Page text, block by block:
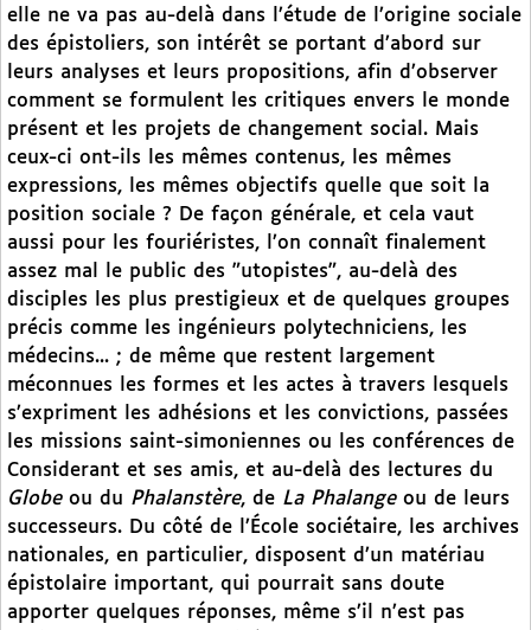
elle ne va pas au-delà dans l’étude de l’origine sociale
des épistoliers, son intérêt se portant d’abord sur
leurs analyses et leurs propositions, afin d’observer
comment se formulent les critiques envers le monde
présent et les projets de changement social. Mais
ceux-ci ont-ils les mêmes contenus, les mêmes
expressions, les mêmes objectifs quelle que soit la
position sociale ? De façon générale, et cela vaut
aussi pour les fouriéristes, l’on connaît finalement
assez mal le public des "utopistes", au-delà des
disciples les plus prestigieux et de quelques groupes
précis comme les ingénieurs polytechniciens, les
médecins... ; de même que restent largement
méconnues les formes et les actes à travers lesquels
s’expriment les adhésions et les convictions, passées
les missions saint-simoniennes ou les conférences de
Considerant et ses amis, et au-delà des lectures du
Globeou du Phalanstère, de La Phalangeou de leurs
successeurs. Du côté de l’École sociétaire, les archives
nationales, en particulier, disposent d’un matériau
épistolaire important, qui pourrait sans doute
apporter quelques réponses, même s’il n’est pas